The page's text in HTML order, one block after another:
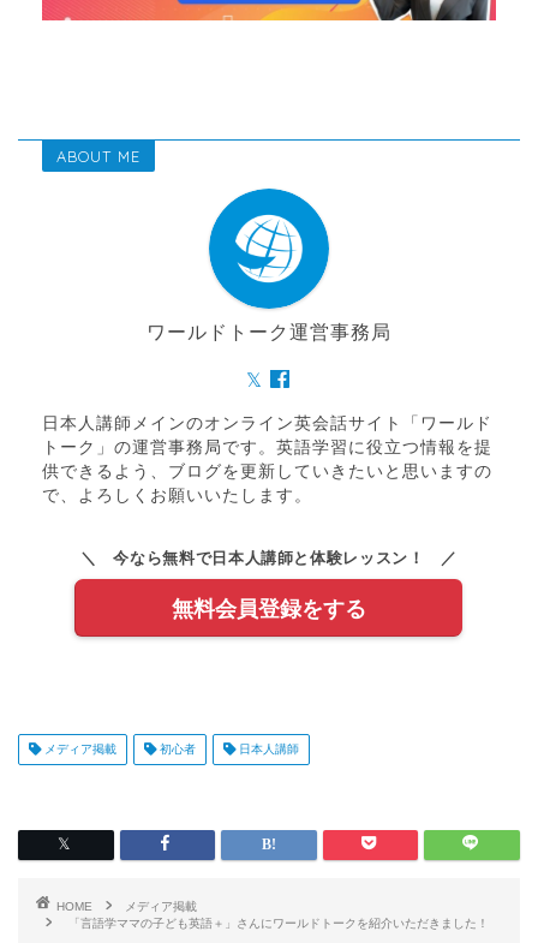
ABOUT ME
ワールドトーク運営事務局
日本人講師メインのオンライン英会話サイト「ワールド
トーク」の運営事務局です。英語学習に役立つ情報を提
供できるよう、ブログを更新していきたいと思いますの
で、よろしくお願いいたします。
＼ 今なら無料で日本人講師と体験レッスン！ ／
無料会員登録をする
メディア掲載 初心者 日本人講師
HOME
メディア掲載
「言語学ママの子ども英語＋」さんにワールドトークを紹介いただきました！